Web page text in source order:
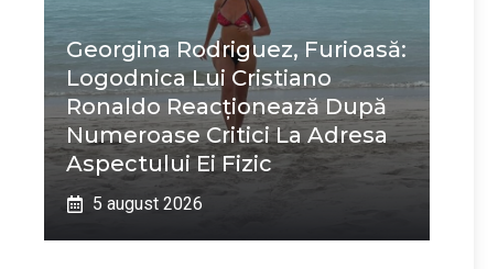
Georgina Rodriguez, Furioasă:
Logodnica Lui Cristiano
Ronaldo Reacționează După
Numeroase Critici La Adresa
Aspectului Ei Fizic
5 august 2026